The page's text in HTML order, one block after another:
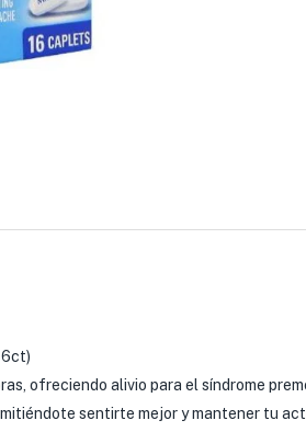
ofreciendo alivio para el síndrome
sentirte mejor y mantener tu